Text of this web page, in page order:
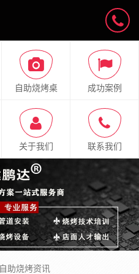
自助烧烤桌 成功案例
关于我们 联系我们
自助烧烤资讯